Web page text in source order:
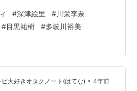
#深津絵里 #川栄李奈
#目黒祐樹 #多岐川裕美
大好きオタクノート(はてな) • 4年前